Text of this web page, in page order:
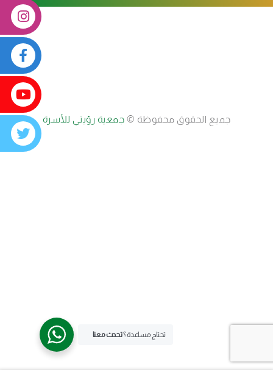
جميع الحقوق محفوظة © جمعية رؤيتي للأسرة
تحتاج مساعدة ؟تحدث معنا